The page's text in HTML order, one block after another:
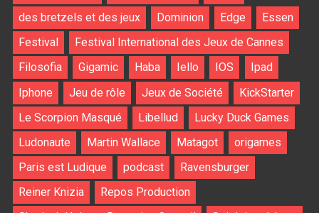
des bretzels et des jeux
Dominion Edge
Essen
Festival
Festival International des Jeux de Cannes
Filosofia
Gigamic Haba Iello IOS
Ipad
Iphone
Jeu de rôle Jeux de Société
KickStarter
Le Scorpion Masqué
Libellud
Lucky Duck Games
Ludonaute
Martin Wallace Matagot
origames
Paris est Ludique
podcast
Ravensburger
Reiner Knizia
Repos Production